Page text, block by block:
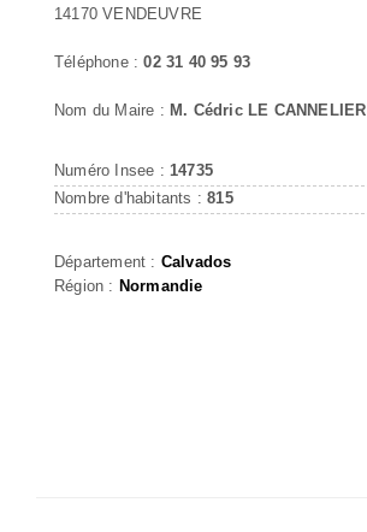
14170 VENDEUVRE
Téléphone :02 31 40 95 93
Nom du Maire : M. Cédric LE CANNELIER
Numéro Insee : 14735
Nombre d'habitants :815
Département : Calvados
Région : Normandie